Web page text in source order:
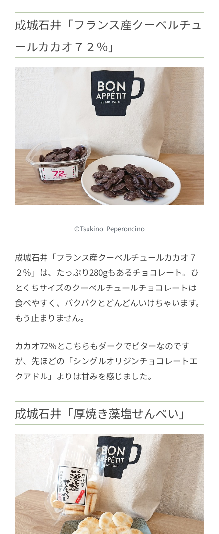
成城石井「フランス産クーベルチュ
ールカカオ７２％」
©Tsukino_Peperoncino
成城石井「フランス産クーベルチュールカカオ７
２％」は、たっぷり280gもあるチョコレート。ひ
とくちサイズのクーベルチュールチョコレートは
食べやすく、パクパクとどんどんいけちゃいます。
もう止まりません。
カカオ72％とこちらもダークでビターなのです
が、先ほどの「シングルオリジンチョコレートエ
クアドル」よりは甘みを感じました。
成城石井「厚焼き藻塩せんべい」